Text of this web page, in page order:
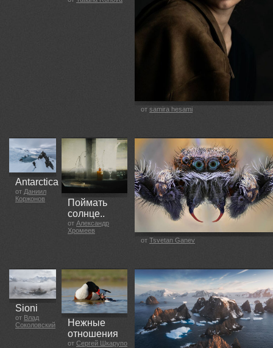
от samira hesami
Antarctica
от Даниил
Коржонов
Поймать
солнце..
от Александр
Хромеев
от Tsvetan Ganev
Sioni
от Влад
Соколовский
Нежные
отношения
от Сергей Шкарупо